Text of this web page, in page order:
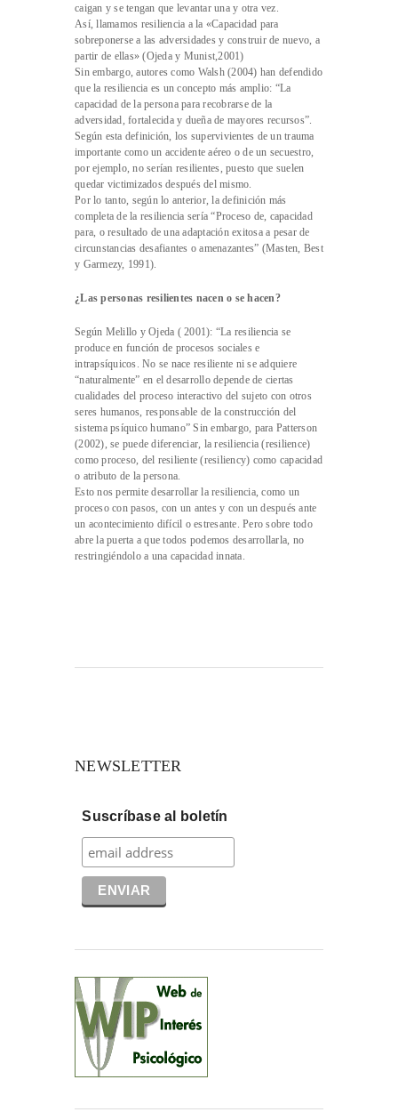
caigan y se tengan que levantar una y otra vez.
Así, llamamos resiliencia a la «Capacidad para
sobreponerse a las adversidades y construir de nuevo, a
partir de ellas» (Ojeda y Munist,2001)
Sin embargo, autores como Walsh (2004) han defendido
que la resiliencia es un concepto más amplio: “La
capacidad de la persona para recobrarse de la
adversidad, fortalecida y dueña de mayores recursos”.
Según esta definición, los supervivientes de un trauma
importante como un accidente aéreo o de un secuestro,
por ejemplo, no serían resilientes, puesto que suelen
quedar victimizados después del mismo.
Por lo tanto, según lo anterior, la definición más
completa de la resiliencia sería “Proceso de, capacidad
para, o resultado de una adaptación exitosa a pesar de
circunstancias desafiantes o amenazantes” (Masten, Best
y Garmezy, 1991).
¿Las personas resilientes nacen o se hacen?
Según Melillo y Ojeda ( 2001): “La resiliencia se
produce en función de procesos sociales e
intrapsíquicos. No se nace resiliente ni se adquiere
“naturalmente” en el desarrollo depende de ciertas
cualidades del proceso interactivo del sujeto con otros
seres humanos, responsable de la construcción del
sistema psíquico humano” Sin embargo, para Patterson
(2002), se puede diferenciar, la resiliencia (resilience)
como proceso, del resiliente (resiliency) como capacidad
o atributo de la persona.
Esto nos permite desarrollar la resiliencia, como un
proceso con pasos, con un antes y con un después ante
un acontecimiento difícil o estresante. Pero sobre todo
abre la puerta a que todos podemos desarrollarla, no
restringiéndolo a una capacidad innata.
NEWSLETTER
Suscríbase al boletín